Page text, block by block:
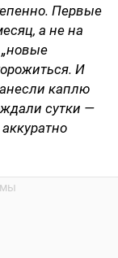
Первые
а не на
И
каплю
сутки —